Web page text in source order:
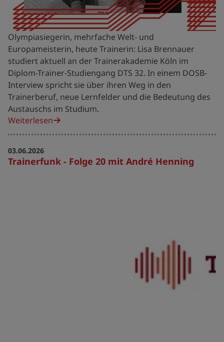
Olympiasiegerin, mehrfache Welt- und
Europameisterin, heute Trainerin: Lisa Brennauer
studiert aktuell an der Trainerakademie Köln im
Diplom-Trainer-Studiengang DTS 32. In einem DOSB-
Interview spricht sie über ihren Weg in den
Trainerberuf, neue Lernfelder und die Bedeutung des
Austauschs im Studium.
Weiterlesen
Trainerfunk - Folge 20 mit André Henning
03.06.2026